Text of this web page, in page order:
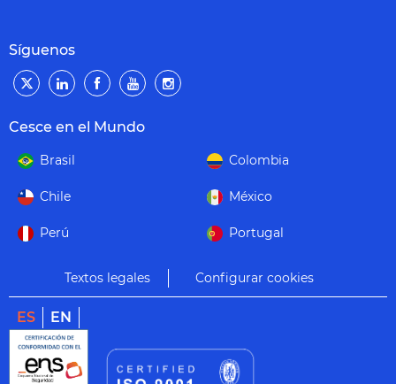
Síguenos
Cesce en el Mundo
Brasil Colombia
Chile México
Perú Portugal
Textos legales Configurar cookies
ES EN